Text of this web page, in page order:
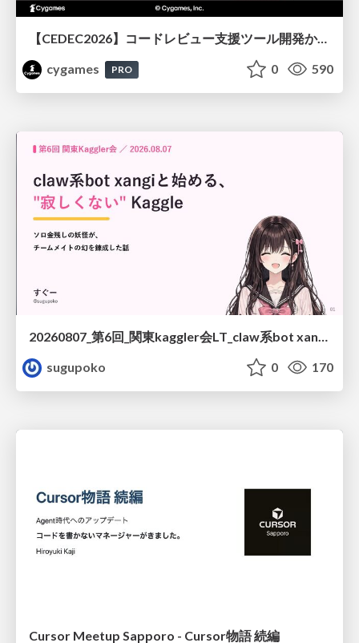
【CEDEC2026】コードレビュー支援ツール開発から学ぶ：LLMを用いた業務システムの実践的な運用設計と誤出力対策
cygames
PRO 0 590
20260807_第6回_関東kaggler会LT_claw系bot xangiと始める、"寂しくない" kaggle
sugupoko
0 170
Cursor Meetup Sapporo - Cursor物語 続編